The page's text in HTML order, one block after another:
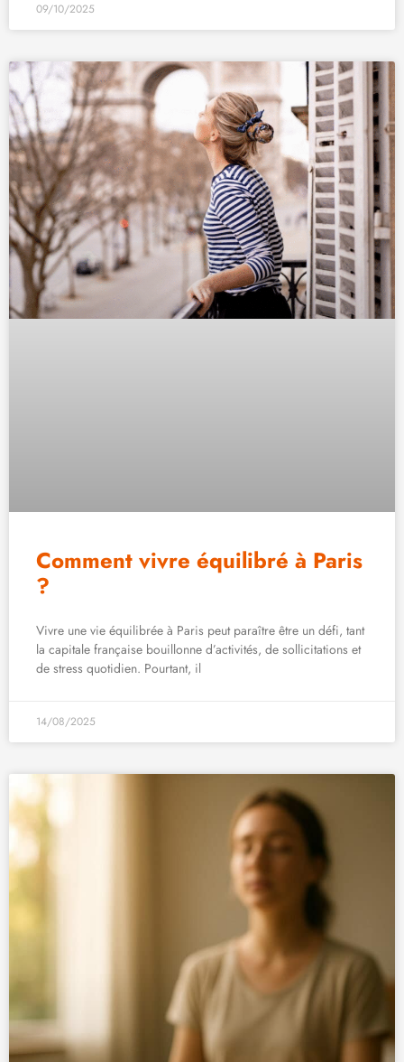
09/10/2025
Comment vivre équilibré à Paris
?
Vivre une vie équilibrée à Paris peut paraître être un défi, tant
la capitale française bouillonne d’activités, de sollicitations et
de stress quotidien. Pourtant, il
14/08/2025